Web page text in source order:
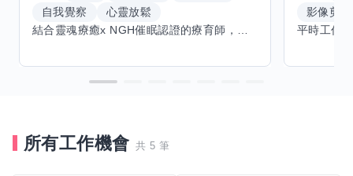
自我覺察
心靈放鬆
影像剪
所有工作機會 共 5 筆